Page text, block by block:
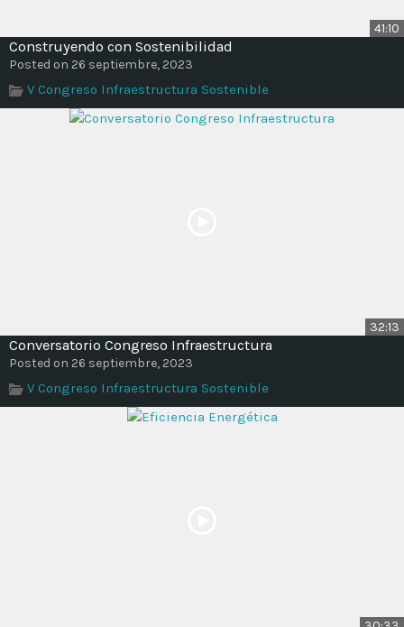
41:10
Construyendo con Sostenibilidad
Posted on 26 septiembre, 2023
V Congreso Infraestructura Sostenible
32:13
Conversatorio Congreso Infraestructura
Posted on 26 septiembre, 2023
V Congreso Infraestructura Sostenible